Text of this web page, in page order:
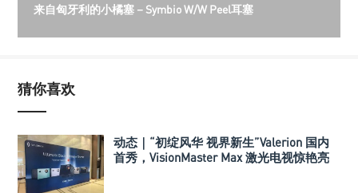
来自匈牙利的小橘塞－Symbio W/W Peel耳塞
猜你喜欢
动态｜“初绽风华 视界新生”Valerion 国内
首秀，VisionMaster Max 激光电视惊艳亮